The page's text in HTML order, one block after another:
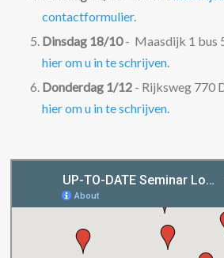
contactformulier.
Dinsdag 18/10- Maasdijk 1 bus
hier om u in te schrijven.
Donderdag 1/12 - Rijksweg 770
hier om u in te schrijven.